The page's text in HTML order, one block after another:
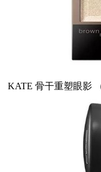
KATE 骨干重塑眼影